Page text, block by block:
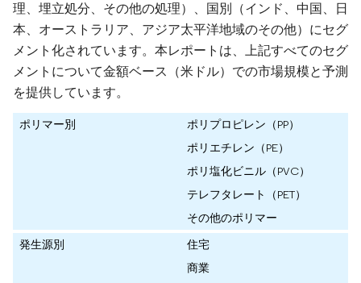
理、埋立処分、その他の処理）、国別（インド、中国、日
本、オーストラリア、アジア太平洋地域のその他）にセグ
メント化されています。本レポートは、上記すべてのセグ
メントについて金額ベース（米ドル）での市場規模と予測
を提供しています。
ポリマー別
ポリプロピレン（PP）
ポリエチレン（PE）
ポリ塩化ビニル（PVC）
テレフタレート（PET）
その他のポリマー
発生源別
住宅
商業